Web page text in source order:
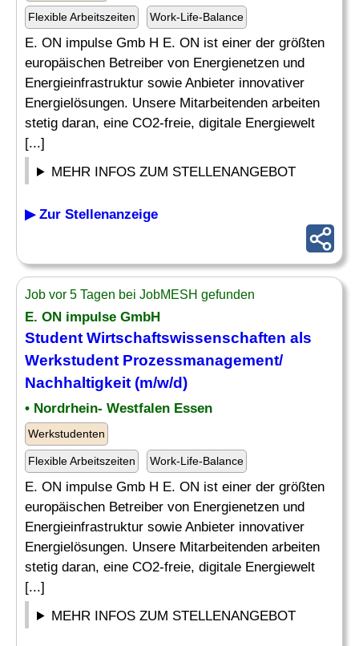
Flexible Arbeitszeiten Work-Life-Balance
E. ON impulse Gmb H E. ON ist einer der größten
europäischen Betreiber von Energienetzen und
Energieinfrastruktur sowie Anbieter innovativer
Energielösungen. Unsere Mitarbeitenden arbeiten
stetig daran, eine CO2-freie, digitale Energiewelt
[...]
MEHR INFOS ZUM STELLENANGEBOT
▶ Zur Stellenanzeige
Job vor 5 Tagen bei JobMESH gefunden
E. ON impulse GmbH
Student Wirtschaftswissenschaften als
Werkstudent Prozessmanagement/
Nachhaltigkeit (m/w/d)
• Nordrhein- Westfalen Essen
Werkstudenten
Flexible Arbeitszeiten Work-Life-Balance
E. ON impulse Gmb H E. ON ist einer der größten
europäischen Betreiber von Energienetzen und
Energieinfrastruktur sowie Anbieter innovativer
Energielösungen. Unsere Mitarbeitenden arbeiten
stetig daran, eine CO2-freie, digitale Energiewelt
[...]
MEHR INFOS ZUM STELLENANGEBOT